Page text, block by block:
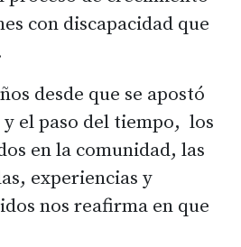
con discapacidad que
desde que se apostó
el paso del tiempo, los
en la comunidad, las
experiencias y
nos reafirma en que